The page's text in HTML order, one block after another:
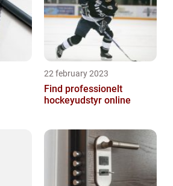
22 february 2023
Find professionelt
hockeyudstyr online